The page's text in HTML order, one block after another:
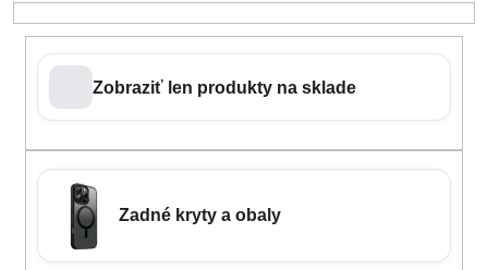
Zobraziť len produkty na sklade
Zadné kryty a obaly